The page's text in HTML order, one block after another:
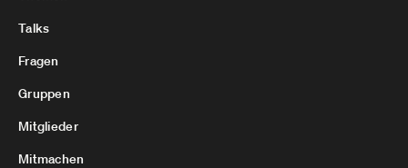
Talks
Fragen
Gruppen
Mitglieder
Mitmachen